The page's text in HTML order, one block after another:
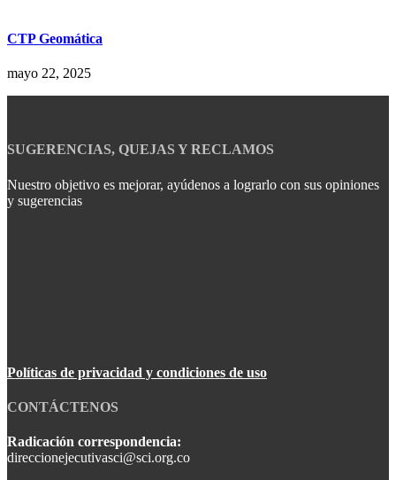
CTP Geomática
mayo 22, 2025
SUGERENCIAS, QUEJAS Y RECLAMOS
Nuestro objetivo es mejorar, ayúdenos a lograrlo con sus opiniones
y sugerencias
Políticas de privacidad y condiciones de uso
CONTÁCTENOS
Radicación correspondencia:
direccionejecutivasci@sci.org.co